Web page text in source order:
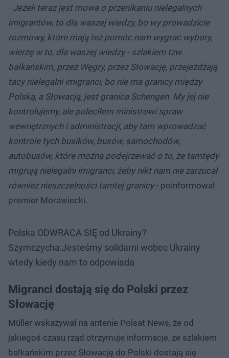
- Jeżeli teraz jest mowa o przenikaniu nielegalnych
imigrantów, to dla waszej wiedzy, bo wy prowadzicie
rozmowy, które mają też pomóc nam wygrać wybory,
wierzę w to, dla waszej wiedzy - szlakiem tzw.
bałkańskim, przez Węgry, przez Słowację, przejeżdżają
tacy nielegalni imigranci, bo nie ma granicy między
Polską, a Słowacją, jest granica Schengen. My jej nie
kontrolujemy, ale poleciłem ministrowi spraw
wewnętrznych i administracji, aby tam wprowadzać
kontrole tych busików, busów, samochodów,
autobusów, które można podejrzewać o to, że tamtędy
migrują nielegalni imigranci, żeby nikt nam nie zarzucał
również nieszczelności tamtej granicy- poinformował
premier Morawiecki.
Polska ODWRACA SIĘ od Ukrainy?
Szymczycha:Jesteśmy solidarni wobec Ukrainy
wtedy kiedy nam to odpowiada
Migranci dostają się do Polski przez
Słowację
Müller wskazywał na antenie Polsat News, że od
jakiegoś czasu rząd otrzymuje informacje, że szlakiem
bałkańskim przez Słowację do Polski dostają się